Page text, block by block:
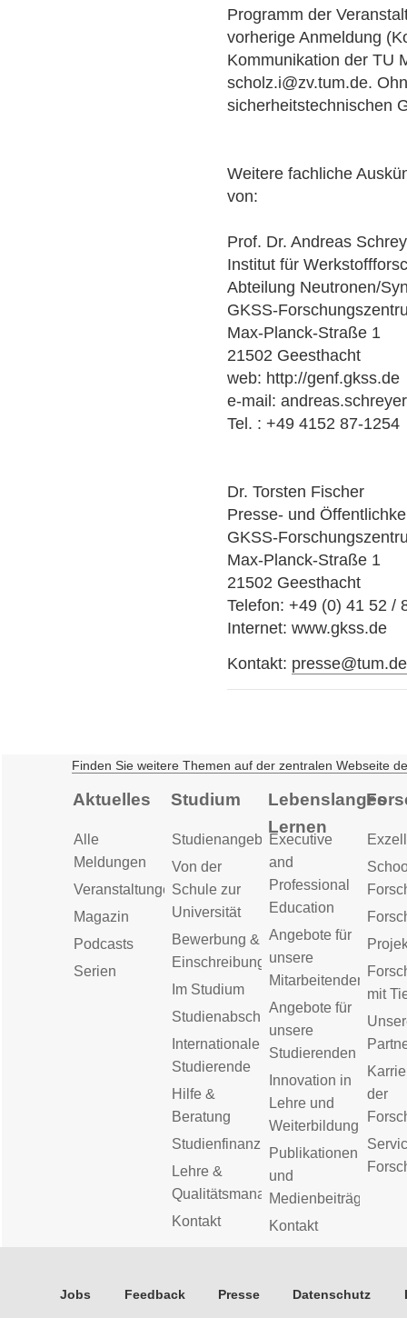
Programm der
vorherige Anmeldung
Kommunikation der TU
scholz.i@zv.tum.de.
sicherheitstechnischen
Weitere fachliche
von:
Prof. Dr. Andreas
Institut für
Abteilung Neutronen/
GKSS-
Max-Planck-Straße 1
21502 Geesthacht
web: http://genf.gkss.de
e-mail:
Tel. : +49 4152 87-1254
Dr. Torsten Fischer
Presse- und
GKSS-
Max-Planck-Straße 1
21502 Geesthacht
Telefon: +49 (0) 41 52 /
Internet: www.gkss.de
Kontakt: presse@tum.de
Finden Sie weitere Themen auf der zentralen Webseite
Aktuelles
Alle
Meldungen
Veranstaltungen
Magazin
Podcasts
Serien
Studium
Studienangebot
Von der
Schule zur
Universität
Bewerbung &
Einschreibung
Im Studium
Studienabschluss
Internationale
Studierende
Hilfe &
Beratung
Studienfinanzierung
Lehre &
Qualitätsmanagement
Kontakt
Lebenslanges
Lernen
Executive
and
Professional
Education
Angebote für
unsere
Mitarbeitenden
Angebote für
unsere
Studierenden
Innovation in
Lehre und
Weiterbildung
Publikationen
und
Medienbeiträge
Kontakt
mit
der
Jobs Feedback Presse Datenschutz